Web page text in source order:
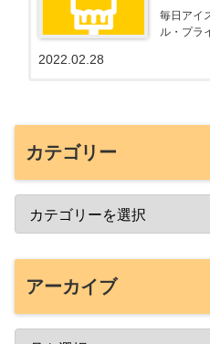
毎日アイ
ル・プラ
2022.02.28
カテゴリー
アーカイブ